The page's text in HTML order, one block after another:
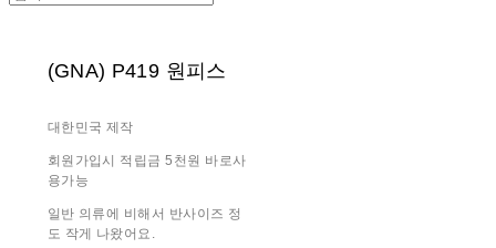
(GNA) P419 원피스
대한민국 제작
회원가입시 적립금 5천원 바로사
용가능
일반 의류에 비해서 반사이즈 정
도 작게 나왔어요.